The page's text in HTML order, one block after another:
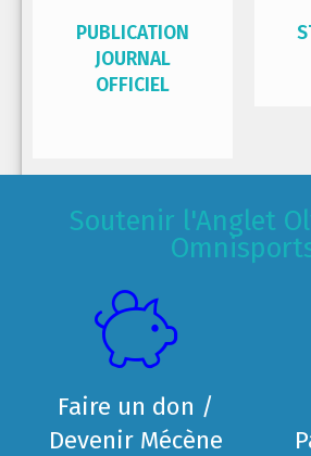
PUBLICATION
JOURNAL
OFFICIEL
Soutenir l'Anglet
Faire un don /
Devenir Mécène